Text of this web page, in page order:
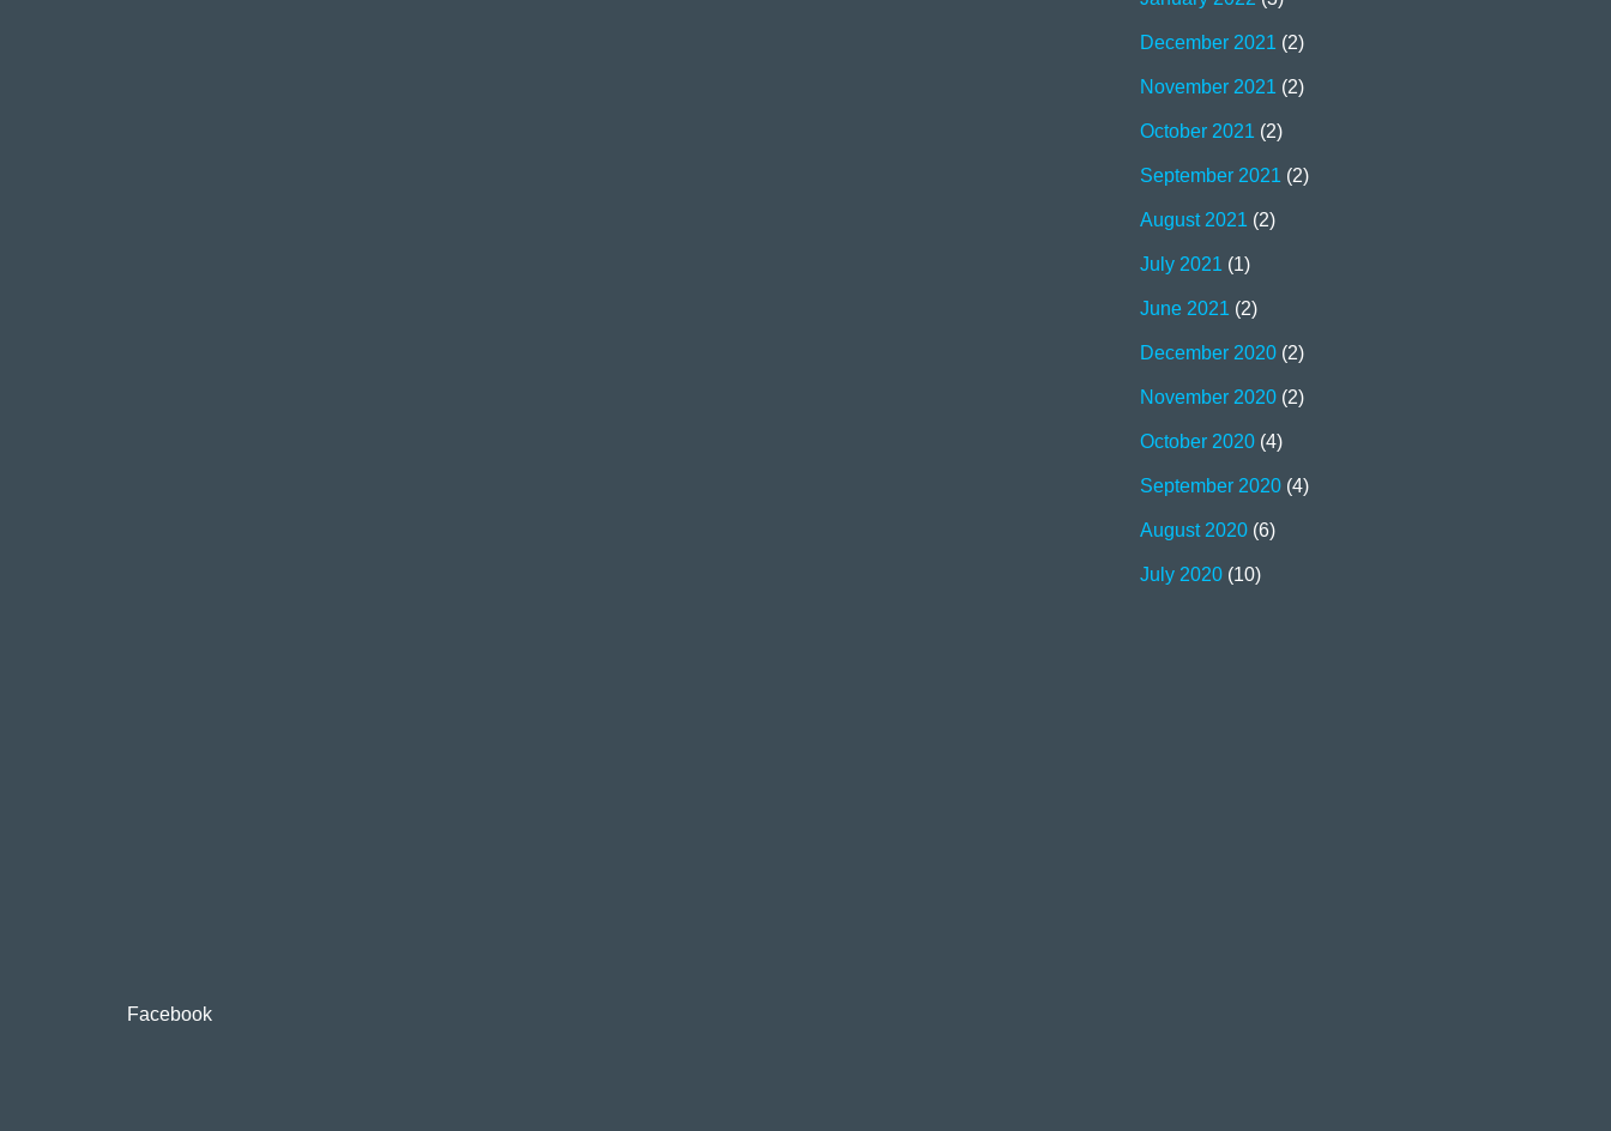
December 2021 (2)
November 2021 (2)
October 2021 (2)
September 2021 (2)
August 2021 (2)
July 2021 (1)
June 2021 (2)
December 2020 (2)
November 2020 (2)
October 2020 (4)
September 2020 (4)
August 2020 (6)
July 2020 (10)
Facebook